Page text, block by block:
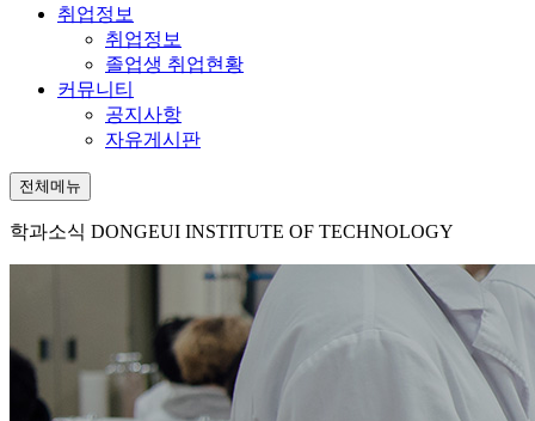
취업정보
취업정보
졸업생 취업현황
커뮤니티
공지사항
자유게시판
전체메뉴
학과소식 DONGEUI INSTITUTE OF TECHNOLOGY